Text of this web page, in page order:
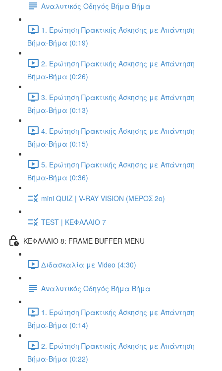
Αναλυτικός Οδηγός Βήμα Βήμα
1. Ερώτηση Πρακτικής Άσκησης με Απάντηση
Βήμα-Βήμα (0:19)
2. Ερώτηση Πρακτικής Άσκησης με Απάντηση
Βήμα-Βήμα (0:26)
3. Ερώτηση Πρακτικής Άσκησης με Απάντηση
Βήμα-Βήμα (0:13)
4. Ερώτηση Πρακτικής Άσκησης με Απάντηση
Βήμα-Βήμα (0:15)
5. Ερώτηση Πρακτικής Άσκησης με Απάντηση
Βήμα-Βήμα (0:36)
mini QUIZ | V-RAY VISION (ΜΕΡΟΣ 2ο)
TEST | ΚΕΦΑΛΑΙΟ 7
ΚΕΦΑΛΑΙΟ 8: FRAME BUFFER MENU
Διδασκαλία με Video (4:30)
Αναλυτικός Οδηγός Βήμα Βήμα
1. Ερώτηση Πρακτικής Άσκησης με Απάντηση
Βήμα-Βήμα (0:14)
2. Ερώτηση Πρακτικής Άσκησης με Απάντηση
Βήμα-Βήμα (0:22)